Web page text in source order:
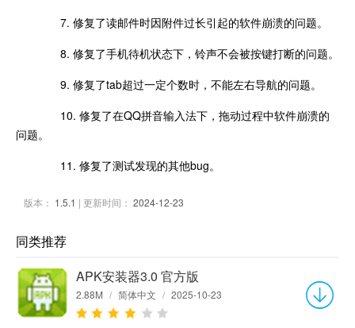
7. 修复了读邮件时因附件过长引起的软件崩溃的问题。
8. 修复了手机待机状态下，铃声不会被按键打断的问题。
9. 修复了tab超过一定个数时，不能左右导航的问题。
10. 修复了在QQ拼音输入法下，拖动过程中软件崩溃的
问题。
11. 修复了测试发现的其他bug。
版本： 1.5.1 | 更新时间： 2024-12-23
同类推荐
APK安装器3.0 官方版
2.88M / 简体中文 / 2025-10-23